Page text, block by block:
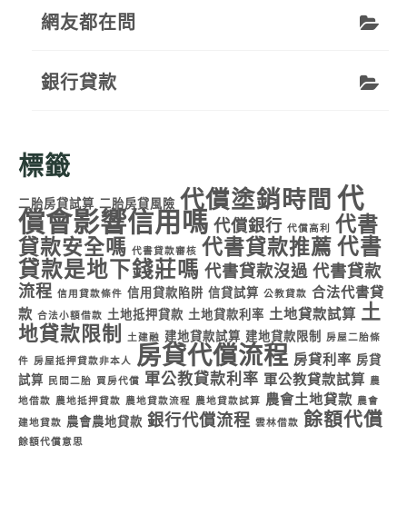
網友都在問
銀行貸款
標籤
二胎房貸試算 二胎房貸風險 代償塗銷時間 代
償會影響信用嗎 代償銀行 代償高利
代書
貸款安全嗎 代書貸款審核 代書貸款推薦 代書
貸款是地下錢莊嗎 代書貸款沒過 代書貸款
流程 信用貸款條件 信用貸款陷阱 信貸試算 公教貸款 合法代書貸
款 合法小額借款 土地抵押貸款 土地貸款利率 土地貸款試算 土
地貸款限制
土建融 建地貸款試算 建地貸款限制 房屋二胎條
件 房屋抵押貸款非本人 房貸代償流程 房貸利率 房貸
試算
民間二胎 買房代償 軍公教貸款利率 軍公教貸款試算
農
地借款
農地抵押貸款 農地貸款流程 農地貸款試算 農會土地貸款 農會
建地貸款 農會農地貸款 銀行代償流程 雲林借款 餘額代償
餘額代償意思